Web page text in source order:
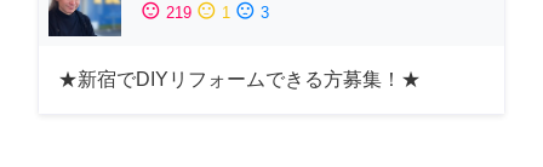
sentiment_satisfied 219 sentiment_neutral 1 sentiment_dissatisfied 3
★新宿でDIYリフォームできる方募集！★